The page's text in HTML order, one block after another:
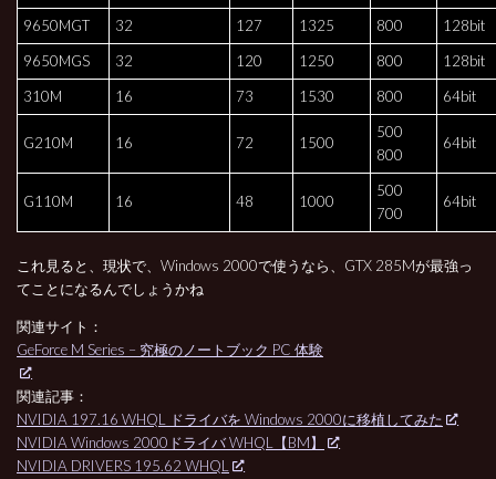
9650MGT 32 127 1325 800
128bit
9650MGS
32 120 1250 800
128bit
310M
16 73 1530 800 64bit
G210M 16 72 1500
500
800
64bit
G110M 16 48 1000
500
700
64bit
これ見ると、現状で、Windows 2000で使うなら、GTX 285Mが最強っ
てことになるんでしょうかね
関連サイト：
GeForce M Series – 究極のノートブック PC 体験
関連記事：
NVIDIA 197.16 WHQL ドライバを Windows 2000に移植してみた
NVIDIA Windows 2000ドライバ WHQL【BM】
NVIDIA DRIVERS 195.62 WHQL